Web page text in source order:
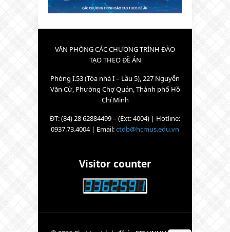
VĂN PHÒNG CÁC CHƯƠNG TRÌNH ĐÀO
TẠO THEO ĐỀ ÁN
Phòng I.53 (Tòa nhà I – Lầu 5), 227 Nguyễn
Văn Cừ, Phường Chợ Quán, Thành phố Hồ
Chí Minh
ĐT: (84) 28 62884499 – (Ext: 4004) | Hotline:
0937.73.4004 | Email:ctdb@hcmus.edu.vn
Visitor counter